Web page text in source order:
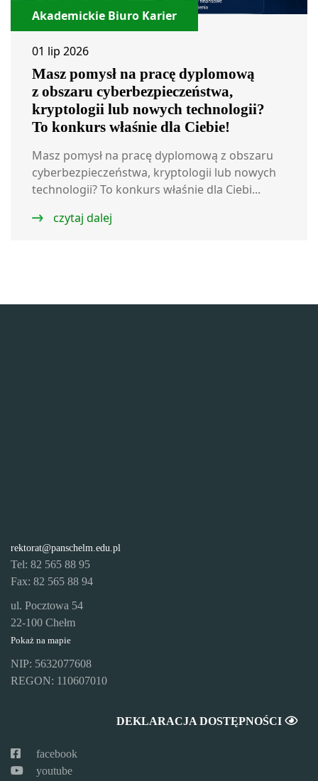
Akademickie Biuro Karier
01 lip 2026
Masz pomysł na pracę dyplomową
z obszaru cyberbezpieczeństwa,
kryptologii lub nowych technologii?
To konkurs właśnie dla Ciebie!
Masz pomysł na pracę dyplomową z obszaru
cyberbezpieczeństwa, kryptologii lub nowych
technologii? To konkurs właśnie dla Ciebi...
czytaj dalej
rektorat@panschelm.edu.pl
Tel: 82 565 88 95
Fax: 82 565 88 94
ul. Pocztowa 54
22-100 Chełm
Pokaż na mapie
NIP: 5632077608
REGON: 110607010
DEKLARACJA DOSTĘPNOŚCI
facebook
youtube